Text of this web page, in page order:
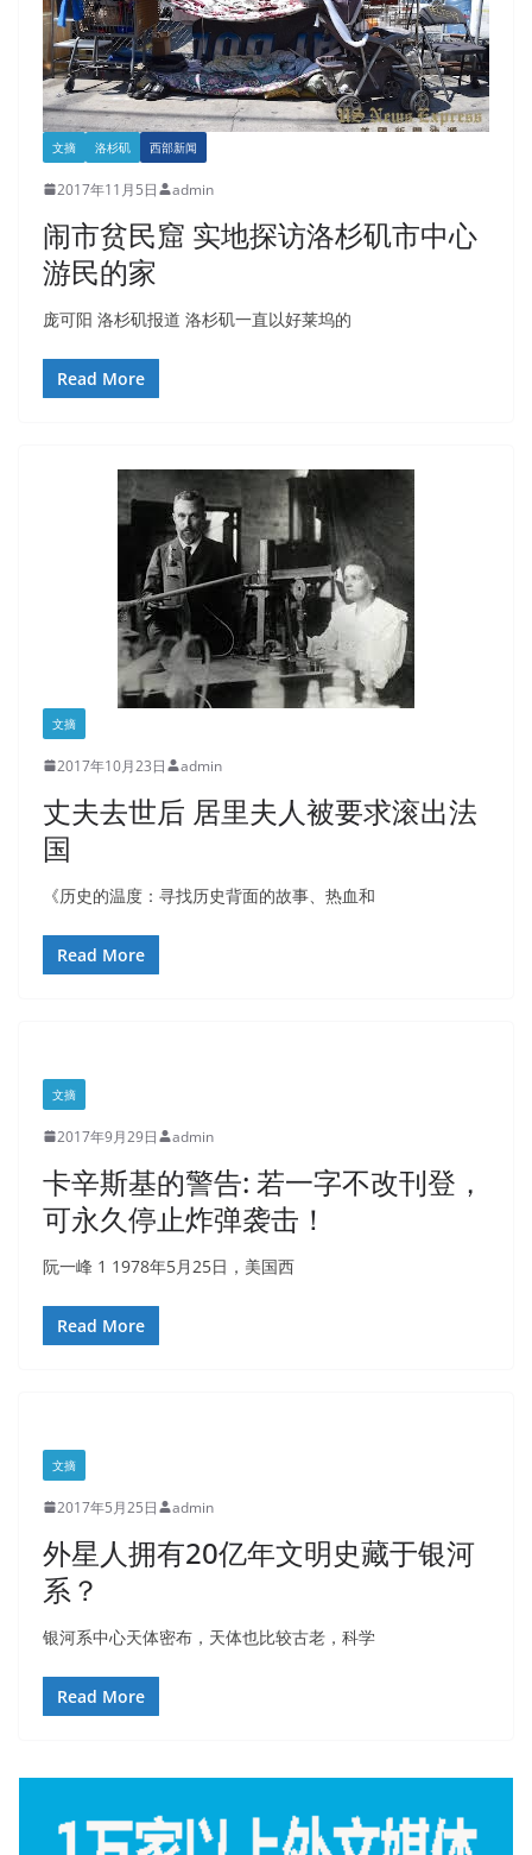
文摘 洛杉矶 西部新闻
2017年11月5日 admin
闹市贫民窟 实地探访洛杉矶市中心
游民的家
庞可阳 洛杉矶报道 洛杉矶一直以好莱坞的
Read More
文摘
2017年10月23日 admin
丈夫去世后 居里夫人被要求滚出法
国
《历史的温度：寻找历史背面的故事、热血和
Read More
文摘
2017年9月29日 admin
卡辛斯基的警告: 若一字不改刊登，
可永久停止炸弹袭击！
阮一峰 1 1978年5月25日，美国西
Read More
文摘
2017年5月25日 admin
外星人拥有20亿年文明史藏于银河
系？
银河系中心天体密布，天体也比较古老，科学
Read More